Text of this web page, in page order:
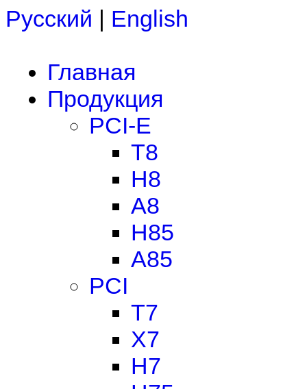
Русский | English
Главная
Продукция
PCI-E
T8
H8
A8
H85
A85
PCI
T7
X7
H7